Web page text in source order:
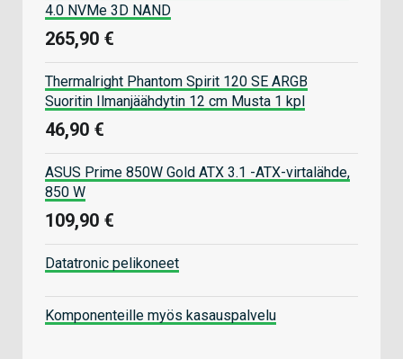
4.0 NVMe 3D NAND
265,90 €
Thermalright Phantom Spirit 120 SE ARGB
Suoritin Ilmanjäähdytin 12 cm Musta 1 kpl
46,90 €
ASUS Prime 850W Gold ATX 3.1 -ATX-virtalähde,
850 W
109,90 €
Datatronic pelikoneet
Komponenteille myös kasauspalvelu